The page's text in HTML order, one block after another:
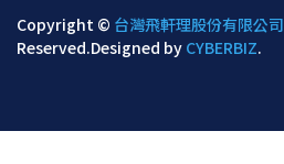
Copyright © 台灣飛軒理股份有限公司
Reserved.Designed by CYBERBIZ.